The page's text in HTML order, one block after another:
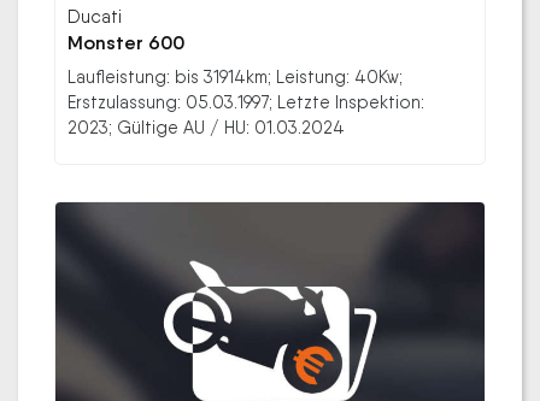
Ducati
Monster 600
Laufleistung: bis 31914km; Leistung: 40Kw;
Erstzulassung: 05.03.1997; Letzte Inspektion:
2023; Gültige AU / HU: 01.03.2024